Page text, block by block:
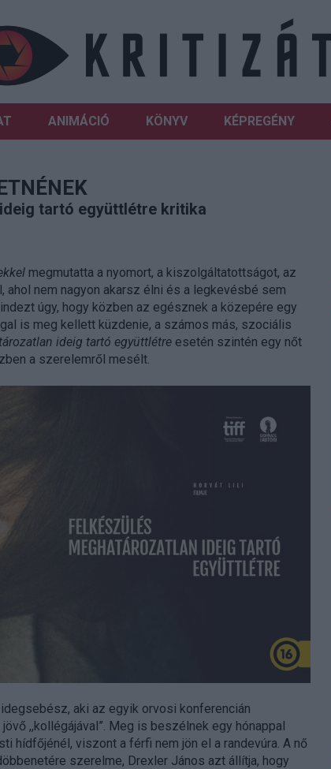
ANIMÁCIÓ KÖNYV KÉPREGÉNY
tartó együttlétre kritika
megmutatta a nyomort, a kiszolgáltatottságot, az
nem nagyon akarsz élni és a legkevésbé sem
úgy, hogy közben az egésznek a közepére egy
is meg kellett küzdenie, a számos más, szociális
ideig tartó együttlétre esetén szintén egy nőt
a szerelemről mesélt.
aki az egyik orvosi konferencián
,,kollégájával”. Meg is beszélnek egy hónappal
hídfőjénél, viszont a férfi nem jön el a randevúra. A nő
szerelme, Drexler János azt állítja, hogy